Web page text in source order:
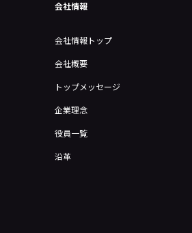
会社情報
会社情報トップ
会社概要
トップメッセージ
企業理念
役員一覧
沿革